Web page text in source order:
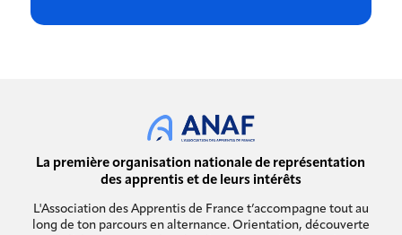
La première organisation nationale de représentation
des apprentis et de leurs intérêts
L'Association des Apprentis de France t’accompagne tout au
long de ton parcours en alternance. Orientation, découverte